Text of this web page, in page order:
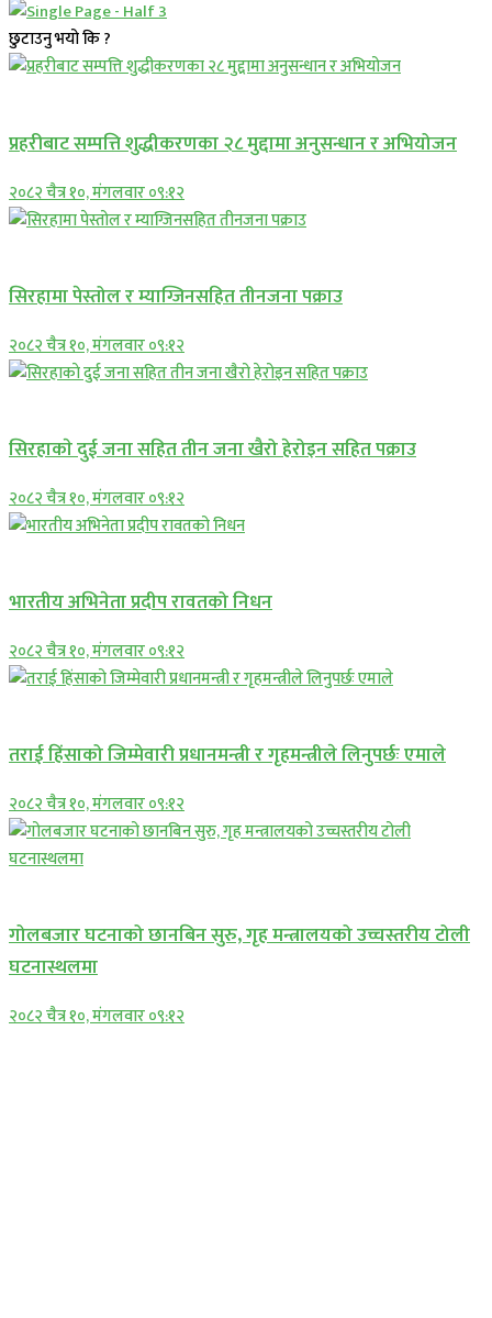
छुटाउनु भयो कि ?
प्रहरीबाट सम्पत्ति शुद्धीकरणका २८ मुद्दामा अनुसन्धान र अभियोजन
२०८२ चैत्र १०, मंगलवार ०९:१२
सिरहामा पेस्तोल र म्याग्जिनसहित तीनजना पक्राउ
२०८२ चैत्र १०, मंगलवार ०९:१२
सिरहाकाे दुई जना सहित तीन जना खैरो हेरोइन सहित पक्राउ
२०८२ चैत्र १०, मंगलवार ०९:१२
भारतीय अभिनेता प्रदीप रावतको निधन
२०८२ चैत्र १०, मंगलवार ०९:१२
तराई हिंसाको जिम्मेवारी प्रधानमन्त्री र गृहमन्त्रीले लिनुपर्छः एमाले
२०८२ चैत्र १०, मंगलवार ०९:१२
गोलबजार घटनाको छानबिन सुरु, गृह मन्त्रालयको उच्चस्तरीय टोली
घटनास्थलमा
२०८२ चैत्र १०, मंगलवार ०९:१२